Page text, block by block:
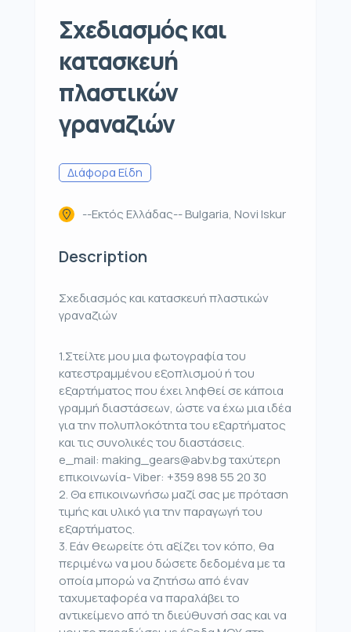
Σχεδιασμός και
κατασκευή
πλαστικών
γραναζιών
Διάφορα Είδη
--Εκτός Ελλάδας-- Bulgaria, Novi Iskur
Description
Σχεδιασμός και κατασκευή πλαστικών
γραναζιών
1.Στείλτε μου μια φωτογραφία του
κατεστραμμένου εξοπλισμού ή του
εξαρτήματος που έχει ληφθεί σε κάποια
γραμμή διαστάσεων, ώστε να έχω μια ιδέα
για την πολυπλοκότητα του εξαρτήματος
και τις συνολικές του διαστάσεις.
e_mail: making_gears@abv.bg ταχύτερη
επικοινωνία- Viber: +359 898 55 20 30
2. Θα επικοινωνήσω μαζί σας με πρόταση
τιμής και υλικό για την παραγωγή του
εξαρτήματος.
3. Εάν θεωρείτε ότι αξίζει τον κόπο, θα
περιμένω να μου δώσετε δεδομένα με τα
οποία μπορώ να ζητήσω από έναν
ταχυμεταφορέα να παραλάβει το
αντικείμενο από τη διεύθυνσή σας και να